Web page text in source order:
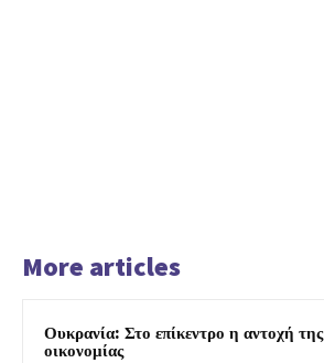
More articles
Ουκρανία: Στο επίκεντρο η αντοχή της
οικονομίας